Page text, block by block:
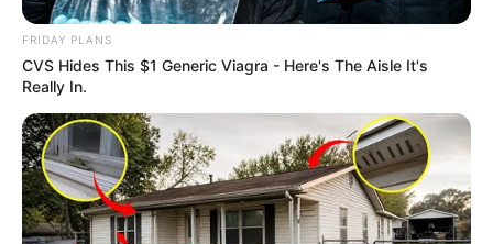
FRIDAY PLANS
CVS Hides This $1 Generic Viagra - Here's The Aisle It's
Really In.